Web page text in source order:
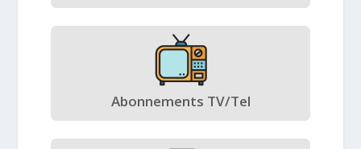
Abonnements TV/Tel